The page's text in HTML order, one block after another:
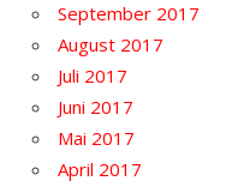
September 2017
August 2017
Juli 2017
Juni 2017
Mai 2017
April 2017